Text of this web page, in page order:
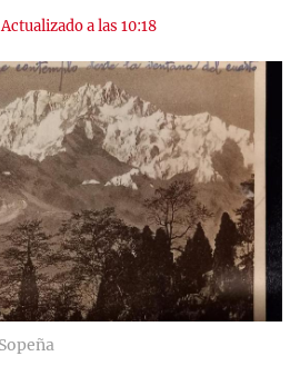
Actualizado a las 10:18